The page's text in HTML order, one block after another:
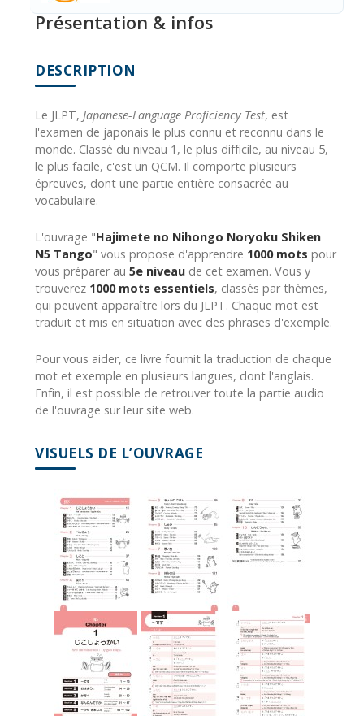
Présentation & infos
DESCRIPTION
Le JLPT, Japanese-Language Proficiency Test, est
l'examen de japonais le plus connu et reconnu dans le
monde. Classé du niveau 1, le plus difficile, au niveau 5,
le plus facile, c'est un QCM. Il comporte plusieurs
épreuves, dont une partie entière consacrée au
vocabulaire.
L'ouvrage "Hajimete no Nihongo Noryoku Shiken
N5 Tango" vous propose d'apprendre 1000 mots pour
vous préparer au 5e niveau de cet examen. Vous y
trouverez 1000 mots essentiels, classés par thèmes,
qui peuvent apparaître lors du JLPT. Chaque mot est
traduit et mis en situation avec des phrases d'exemple.
Pour vous aider, ce livre fournit la traduction de chaque
mot et exemple en plusieurs langues, dont l'anglais.
Enfin, il est possible de retrouver toute la partie audio
de l'ouvrage sur leur site web.
VISUELS DE L’OUVRAGE